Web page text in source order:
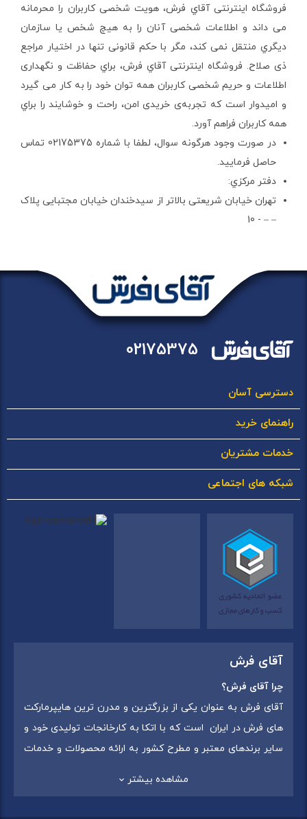
فروشگاه اینترنتی آقاي فرش، هویت شخصی کاربران را محرمانه
می داند و اطلاعات شخصی آنان را به هیچ شخص یا سازمان
دیگري منتقل نمی کند، مگر با حکم قانونی تنها در اختیار مراجع
ذی صلاح. فروشگاه اینترنتی آقاي فرش، براي حفاظت و نگهداری
اطلاعات و حریم شخصی کاربران همه توان خود را به کار می گیرد
و امیدوار است که تجربه‌ی خریدی امن، راحت و خوشایند را براي
همه کاربران فراهم آورد.
در صورت وجود هرگونه سوال، لطفا با شماره 02175375 تماس
حاصل فرمایید.
دفتر مرکزي:
تهران خیابان شریعتی بالاتر از سیدخندان خیابان مجتبایی پلاک
– – - 10
02175375
دسترسی آسان
راهنمای خرید
خدمات مشتریان
شبکه های اجتماعی
آقای فرش
چرا آقای فرش؟
آقای فرش به عنوان یکی از بزرگترین و مدرن ترین هایپرمارکت
های فرش در ایران است که با اتکا به کارخانجات تولیدی خود و
سایر برندهای معتبر و مطرح کشور به ارائه محصولات و خدمات
مشاهده بیشتر